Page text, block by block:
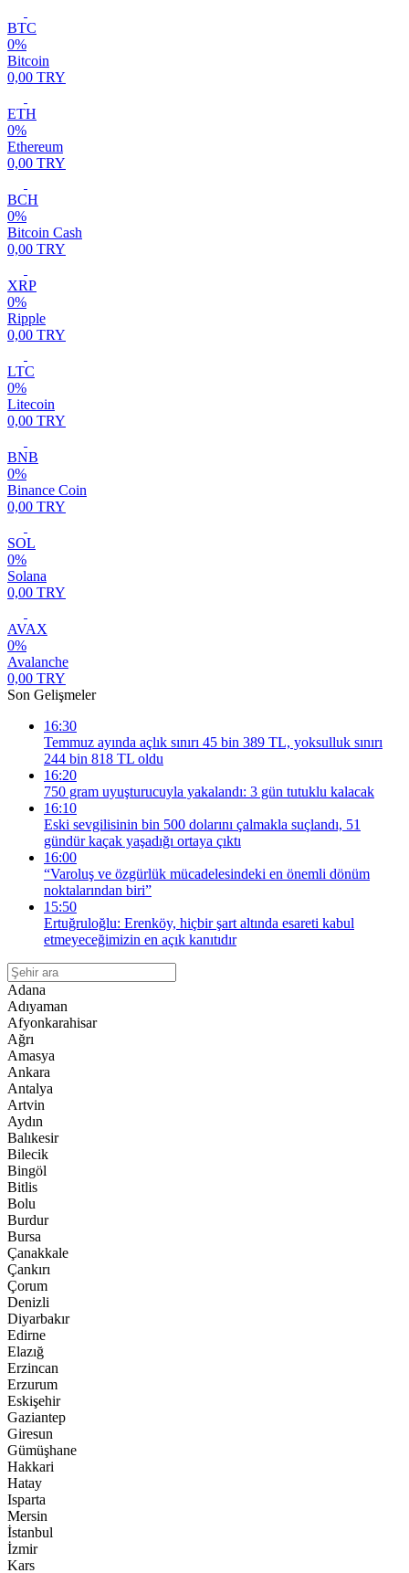
BTC
0%
Bitcoin
0,00 TRY
ETH
0%
Ethereum
0,00 TRY
BCH
0%
Bitcoin Cash
0,00 TRY
XRP
0%
Ripple
0,00 TRY
LTC
0%
Litecoin
0,00 TRY
BNB
0%
Binance Coin
0,00 TRY
SOL
0%
Solana
0,00 TRY
AVAX
0%
Avalanche
0,00 TRY
Son Gelişmeler
16:30
Temmuz ayında açlık sınırı 45 bin 389 TL, yoksulluk sınırı
244 bin 818 TL oldu
16:20
750 gram uyuşturucuyla yakalandı: 3 gün tutuklu kalacak
16:10
Eski sevgilisinin bin 500 dolarını çalmakla suçlandı, 51
gündür kaçak yaşadığı ortaya çıktı
16:00
“Varoluş ve özgürlük mücadelesindeki en önemli dönüm
noktalarından biri”
15:50
Ertuğruloğlu: Erenköy, hiçbir şart altında esareti kabul
etmeyeceğimizin en açık kanıtıdır
Adana
Adıyaman
Afyonkarahisar
Ağrı
Amasya
Ankara
Antalya
Artvin
Aydın
Balıkesir
Bilecik
Bingöl
Bitlis
Bolu
Burdur
Bursa
Çanakkale
Çankırı
Çorum
Denizli
Diyarbakır
Edirne
Elazığ
Erzincan
Erzurum
Eskişehir
Gaziantep
Giresun
Gümüşhane
Hakkari
Hatay
Isparta
Mersin
İstanbul
İzmir
Kars